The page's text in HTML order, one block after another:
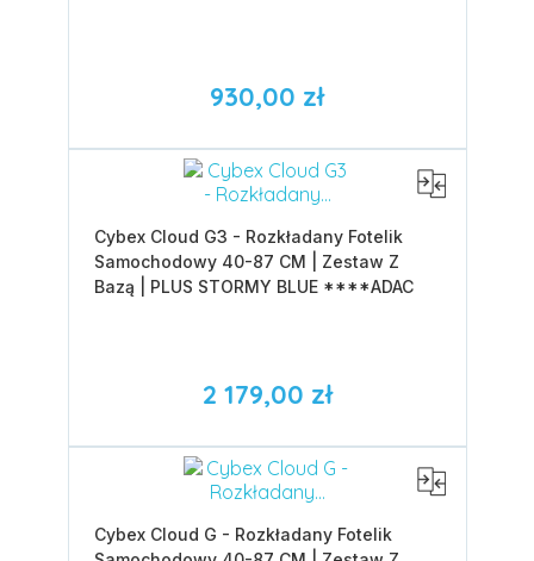
930,00 zł
Cybex Cloud G3 - Rozkładany Fotelik
Samochodowy 40-87 CM | Zestaw Z
Bazą | PLUS STORMY BLUE ****ADAC
2 179,00 zł
Cybex Cloud G - Rozkładany Fotelik